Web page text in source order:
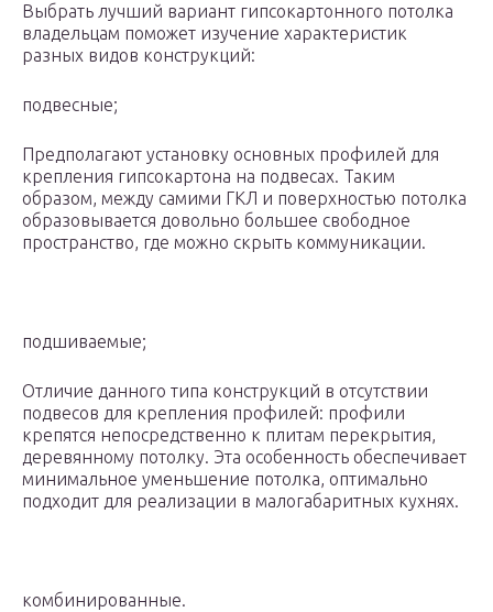
Выбрать лучший вариант гипсокартонного потолка
владельцам поможет изучение характеристик
разных видов конструкций:
подвесные;
Предполагают установку основных профилей для
крепления гипсокартона на подвесах. Таким
образом, между самими ГКЛ и поверхностью потолка
образовывается довольно большее свободное
пространство, где можно скрыть коммуникации.
подшиваемые;
Отличие данного типа конструкций в отсутствии
подвесов для крепления профилей: профили
крепятся непосредственно к плитам перекрытия,
деревянному потолку. Эта особенность обеспечивает
минимальное уменьшение потолка, оптимально
подходит для реализации в малогабаритных кухнях.
комбинированные.